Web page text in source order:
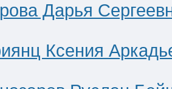
Дарья
Ксения